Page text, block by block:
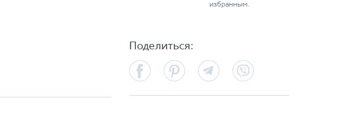
избранным.
Поделиться:
Facebook Pinterest Telegram